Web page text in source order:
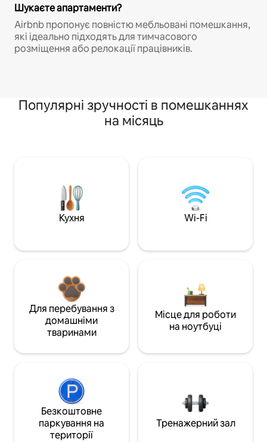
Шукаєте апартаменти?
Airbnb пропонує повністю мебльовані помешкання,
які ідеально підходять для тимчасового
розміщення або релокації працівників.
Популярні зручності в помешканнях
на місяць
Кухня Wi-Fi
Для перебування з
домашніми
тваринами
Місце для роботи
на ноутбуці
Безкоштовне
паркування на
території
Тренажерний зал